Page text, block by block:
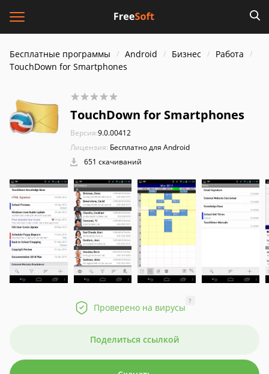
Бесплатные программы Android Бизнес
Работа
TouchDown for Smartphones
TouchDown for Smartphones
Версия:9.0.00412
Лицензия: Бесплатно для Android
651 скачиваний
Проверено на вирусы
?
Поделиться ссылкой